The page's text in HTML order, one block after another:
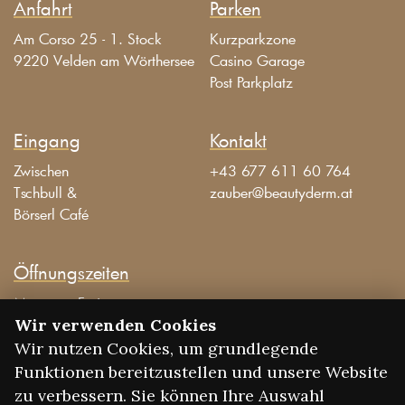
Anfahrt
Am Corso 25 - 1. Stock
9220 Velden am Wörthersee
Parken
Kurzparkzone
Casino Garage
Post Parkplatz
Eingang
Zwischen
Tschbull &
Börserl Café
Kontakt
+43 677 611 60 764
zauber@beautyderm.at
Öffnungszeiten
Montag – Freitag
09:00 Uhr – 19:00 Uhr
© BeautyDerm 2026
AGBS
Impressum Datenschutz
Wir verwenden Cookies
Wir nutzen Cookies, um grundlegende
Funktionen bereitzustellen und unsere Website
zu verbessern. Sie können Ihre Auswahl